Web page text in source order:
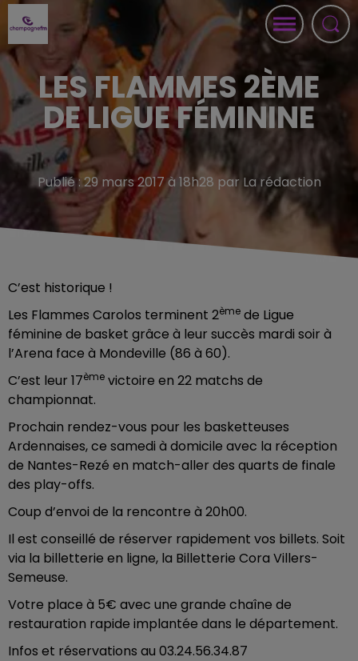
LES FLAMMES 2ÈME
DE LIGUE FÉMININE
Publié : 29 mars 2017 à 18h28 par La rédaction
C’est historique !
Les Flammes Carolos terminent 2ème de Ligue
féminine de basket grâce à leur succès mardi soir à
l’Arena face à Mondeville (86 à 60).
C’est leur 17ème victoire en 22 matchs de
championnat.
Prochain rendez-vous pour les basketteuses
Ardennaises, ce samedi à domicile avec la réception
de Nantes-Rezé en match-aller des quarts de finale
des play-offs.
Coup d’envoi de la rencontre à 20h00.
Il est conseillé de réserver rapidement vos billets. Soit
via la billetterie en ligne, la Billetterie Cora Villers-
Semeuse.
Votre place à 5€ avec une grande chaîne de
restauration rapide implantée dans le département.
Infos et réservations au 03.24.56.34.87